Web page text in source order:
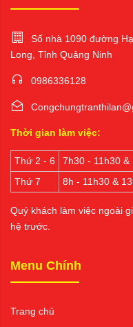
Số nhà 1090 đường
Long, Tỉnh Quảng Ninh
0986336128
Thời gian làm việc:
Thứ 2 - 6
7h30 - 11h30 &
Thứ 7
8h - 11h30 &
Quý khách làm việc ngoài
hệ trước.
Menu Chính
Trang chủ